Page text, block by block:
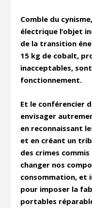
Comble du
électrique l’objet
de la transition
15 kg de cobalt,
inacceptables,
fonctionnement.
Et le conférencier
envisager
en reconnaissant
et en créant un
des crimes commis
changer nos
consommation, et
pour imposer la
portables